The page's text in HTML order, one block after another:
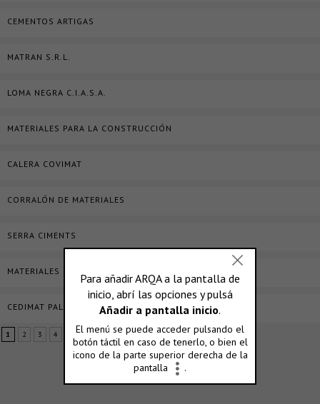
CEMENTOS ARTIGAS
MATRAN S.R.L.
LOMA NEGRA C.I.A.S.A.
MATERIALES PARA LA CONSTRUCCIÓN
CALERA COVIMAT
CORRALÓN DE MATERIALES
SERRA CIMENTS
MATERIALES SEGUROLA S.R.L.
CEDIMAT PALERMO S.R.L.
1 2 3 4 »